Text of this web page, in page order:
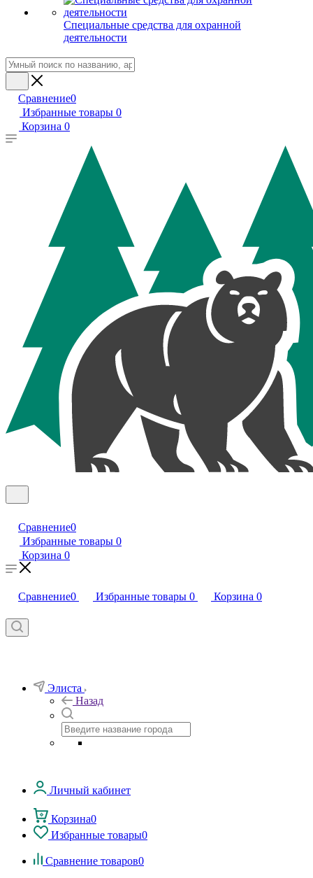
Специальные средства для охранной
деятельности
Сравнение0
Избранные товары 0
Корзина 0
Сравнение0
Избранные товары 0
Корзина 0
Сравнение0 Избранные товары 0 Корзина 0
Элиста
Назад
Личный кабинет
Корзина0
Избранные товары0
Сравнение товаров0